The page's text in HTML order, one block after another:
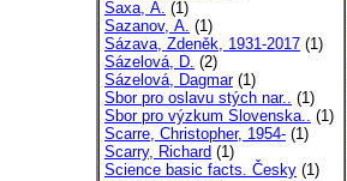
Saxa, A. (1)
Sazanov, A. (1)
Sázava, Zdeněk, 1931-2017 (1)
Sázelová, D. (2)
Sázelová, Dagmar(1)
Sbor pro oslavu stých nar.. (1)
Sbor pro výzkum Slovenska.. (1)
Scarre, Christopher, 1954- (1)
Scarry, Richard (1)
Science basic facts. Česky (1)